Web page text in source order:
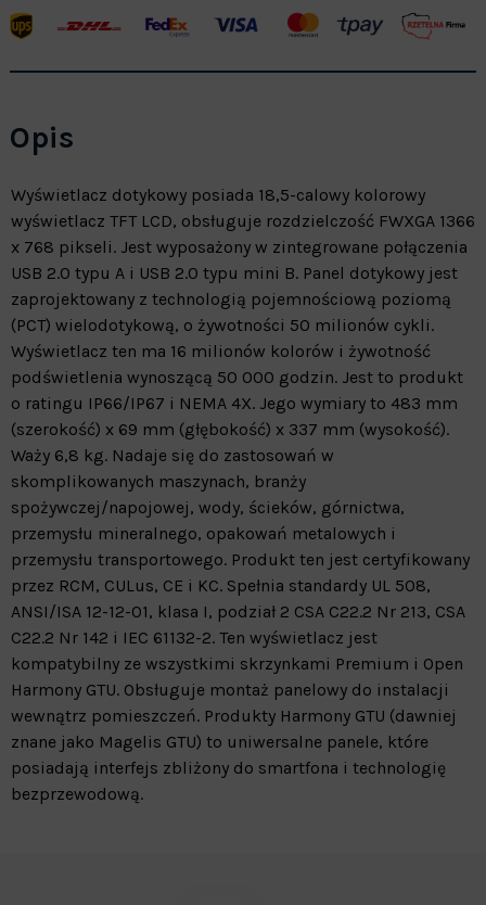
Opis
Wyświetlacz dotykowy posiada 18,5-calowy kolorowy
wyświetlacz TFT LCD, obsługuje rozdzielczość FWXGA 1366
x 768 pikseli. Jest wyposażony w zintegrowane połączenia
USB 2.0 typu A i USB 2.0 typu mini B. Panel dotykowy jest
zaprojektowany z technologią pojemnościową poziomą
(PCT) wielodotykową, o żywotności 50 milionów cykli.
Wyświetlacz ten ma 16 milionów kolorów i żywotność
podświetlenia wynoszącą 50 000 godzin. Jest to produkt
o ratingu IP66/IP67 i NEMA 4X. Jego wymiary to 483 mm
(szerokość) x 69 mm (głębokość) x 337 mm (wysokość).
Waży 6,8 kg. Nadaje się do zastosowań w
skomplikowanych maszynach, branży
spożywczej/napojowej, wody, ścieków, górnictwa,
przemysłu mineralnego, opakowań metalowych i
przemysłu transportowego. Produkt ten jest certyfikowany
przez RCM, CULus, CE i KC. Spełnia standardy UL 508,
ANSI/ISA 12-12-01, klasa I, podział 2 CSA C22.2 Nr 213, CSA
C22.2 Nr 142 i IEC 61132-2. Ten wyświetlacz jest
kompatybilny ze wszystkimi skrzynkami Premium i Open
Harmony GTU. Obsługuje montaż panelowy do instalacji
wewnątrz pomieszczeń. Produkty Harmony GTU (dawniej
znane jako Magelis GTU) to uniwersalne panele, które
posiadają interfejs zbliżony do smartfona i technologię
bezprzewodową.